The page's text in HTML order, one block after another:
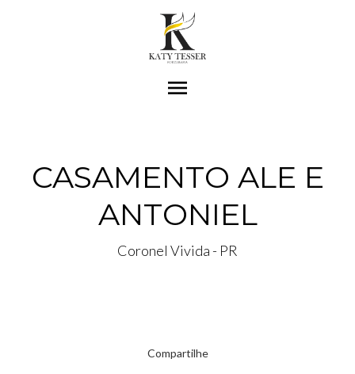
menu
CASAMENTO ALE E
ANTONIEL
Coronel Vivida - PR
Compartilhe